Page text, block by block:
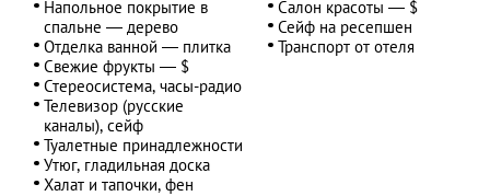
Напольное покрытие в
спальне — дерево
Отделка ванной — плитка
Свежие фрукты — $
Стереосистема, часы-радио
Телевизор (русские
каналы), сейф
Туалетные принадлежности
Утюг, гладильная доска
Халат и тапочки, фен
Салон красоты — $
Сейф на ресепшен
Транспорт от отеля